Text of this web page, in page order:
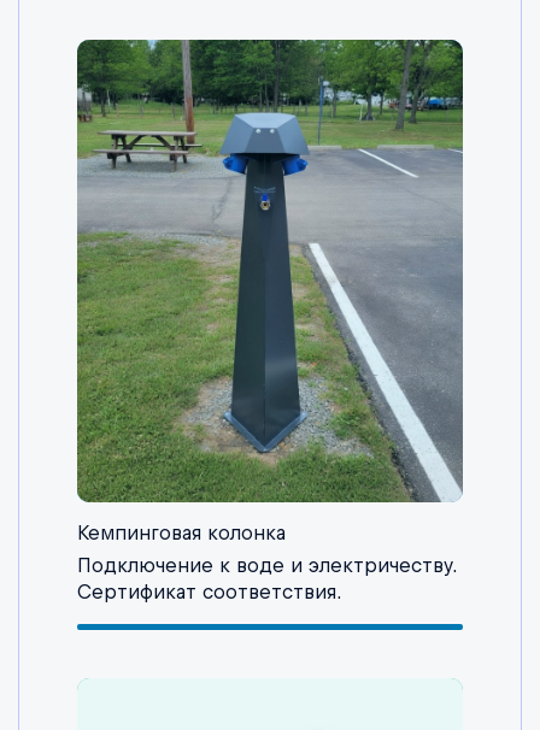
Кемпинговая колонка
Подключение к воде и электричеству.
Сертификат соответствия.